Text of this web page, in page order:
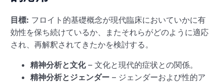
目標: フロイト的基礎概念が現代臨床においていかに有
効性を保ち続けているか、またそれらがどのように適応
され、再解釈されてきたかを検討する。
精神分析と文化– 文化と現代的症状との関係。
精神分析とジェンダー – ジェンダーおよび性的ア